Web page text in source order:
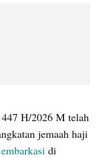
H/2026 M telah
jemaah haji
embarkasi di